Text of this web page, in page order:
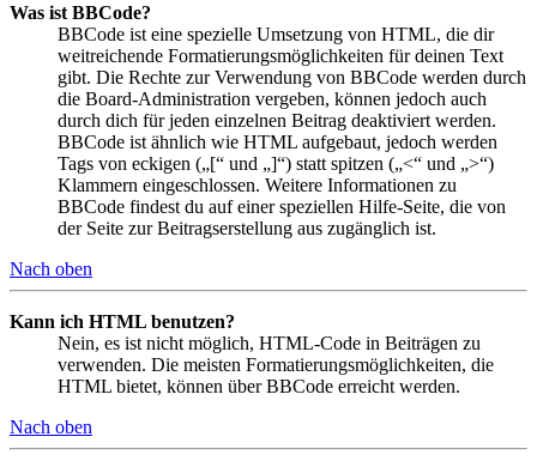
Was ist BBCode?
BBCode ist eine spezielle Umsetzung von HTML, die dir
weitreichende Formatierungsmöglichkeiten für deinen Text
gibt. Die Rechte zur Verwendung von BBCode werden durch
die Board-Administration vergeben, können jedoch auch
durch dich für jeden einzelnen Beitrag deaktiviert werden.
BBCode ist ähnlich wie HTML aufgebaut, jedoch werden
Tags von eckigen („[“ und „]“) statt spitzen („<“ und „>“)
Klammern eingeschlossen. Weitere Informationen zu
BBCode findest du auf einer speziellen Hilfe-Seite, die von
der Seite zur Beitragserstellung aus zugänglich ist.
Nach oben
Kann ich HTML benutzen?
Nein, es ist nicht möglich, HTML-Code in Beiträgen zu
verwenden. Die meisten Formatierungsmöglichkeiten, die
HTML bietet, können über BBCode erreicht werden.
Nach oben